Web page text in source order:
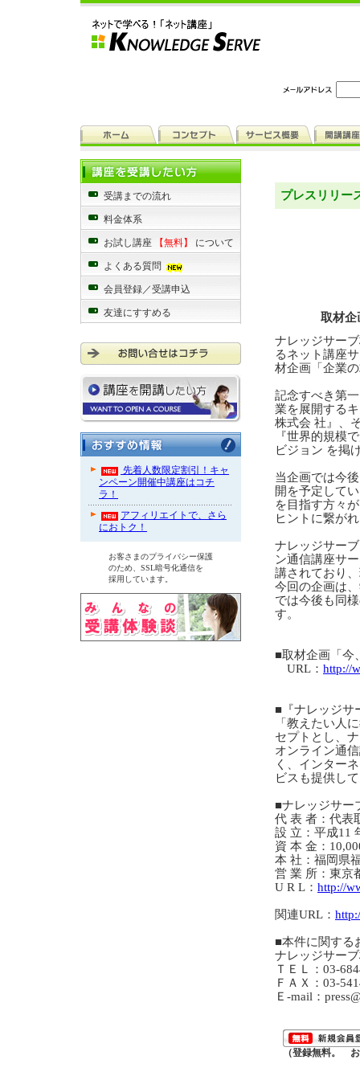
受講までの流れ
料金体系
お試し講座 【無料】 について
よくある質問
会員登録／受講申込
友達にすすめる
先着人数限定割引！キャ
ンペーン開催中講座はコチ
ラ！
アフィリエイトで、さら
におトク！
お客さまのプライバシー保護
のため、SSL暗号化通信を
採用しています。
プレスリリー
取材企
ナレッジサー
るネット講座
材企画「企業
記念すべき第
業を展開する
株式会 社』、
『世界的規模
ビジョン を掲
当企画では今
開を予定して
を目指す方々
ヒントに繋が
ナレッジサー
ン通信講座サ
講されており
今回の企画は
では今後も同
す。
■取材企画「今
URL： http://
■『ナレッジサ
「教えたい人
セプトとし、
オンライン通
く、インター
ビスも提供し
■ナレッジサー
代 表 者：代表
設 立：平成11
資 本 金：
本 社：福岡県
営 業 所：東京
U R L： http://
関連URL：
■本件に関する
ナレッジサー
ＴＥＬ：03-
ＦＡＸ：03-
Ｅ-mail：
（登録無料。